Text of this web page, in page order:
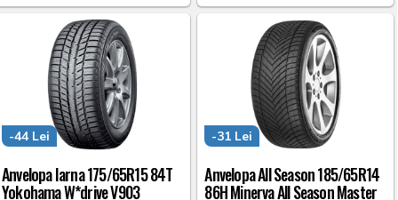
Anvelopa Iarna 175/65R15 84T
Yokohama W*drive V903
-44 Lei
Anvelopa All Season 185/65R14
86H Minerva All Season Master
-31 Lei